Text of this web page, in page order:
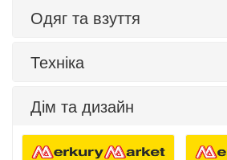
Одяг та взуття
Техніка
Дім та дизайн